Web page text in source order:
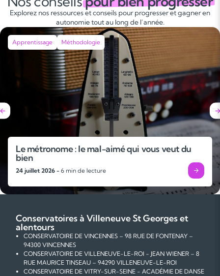
Explorez nos ressources et conseils pour progresser et gagner en
autonomie tout au long de l’année.
Apprentissage Méthodologie
Le métronome : le mal-aimé qui vous veut du
bien
24 juillet 2026 - 6 min de lecture
Conservatoires à Villeneuve St Georges et
alentours
CONSERVATOIRE DE VINCENNES – 98 RUE DE FONTENAY –
94300 VINCENNES
CONSERVATOIRE DE VILLENEUVE-LE-ROI - JEAN WIENER – 8
RUE MAURICE TINSEAU – 94290 VILLENEUVE-LE-ROI
CONSERVATOIRE DE VITRY-SUR-SEINE - ACADÉMIE DE DANSE